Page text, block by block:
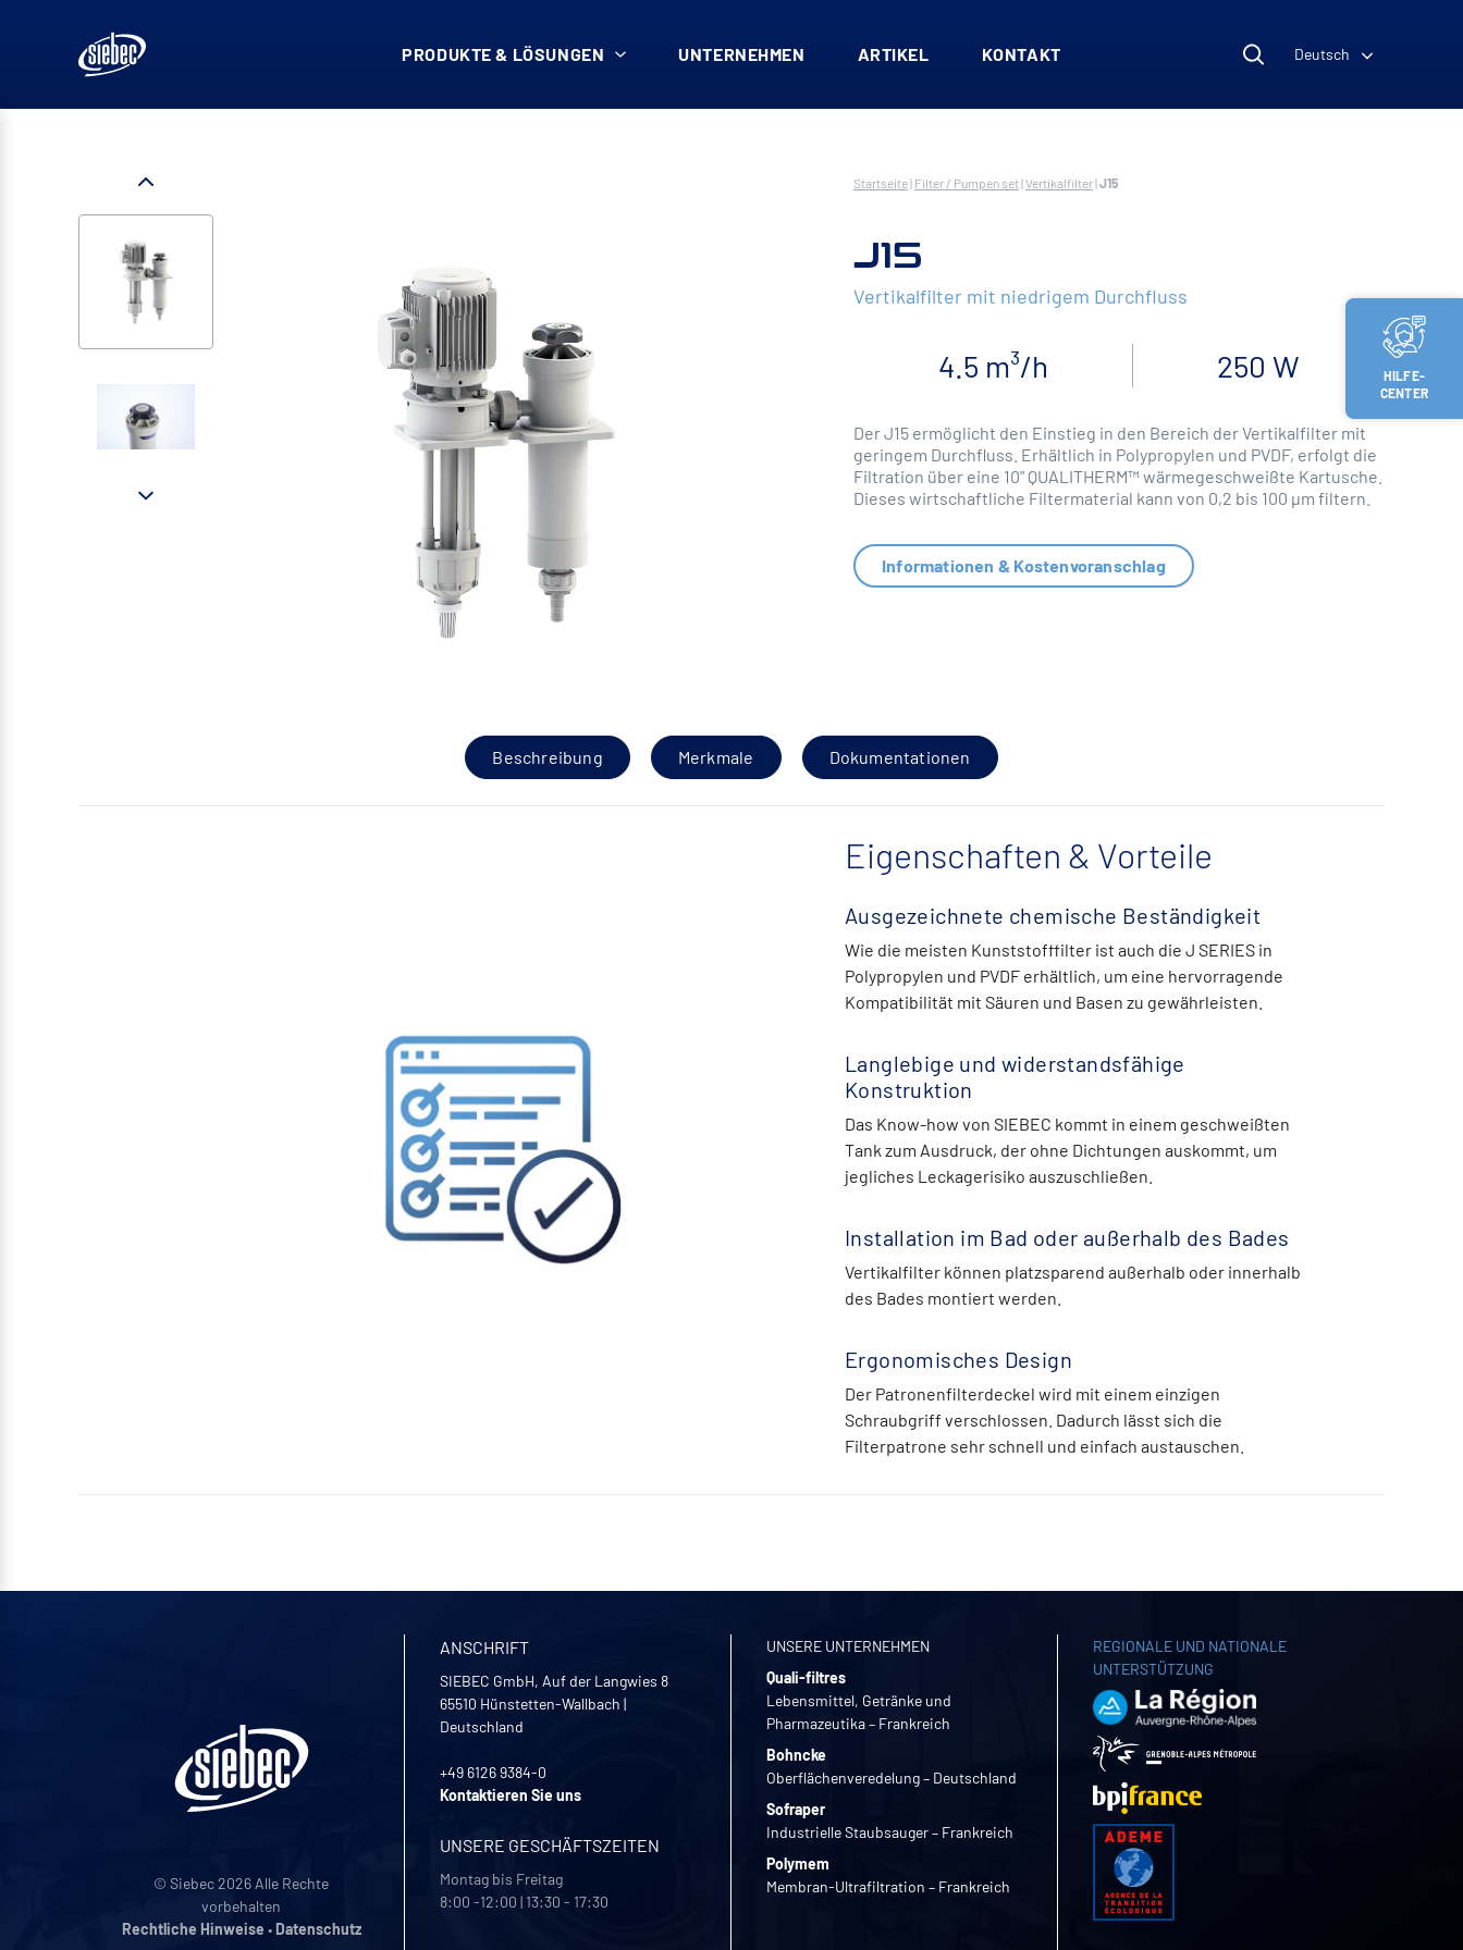
HILFE-
CENTER
PRODUKTE & LÖSUNGEN UNTERNEHMEN ARTIKEL KONTAKT Deutsch
Startseite| Filter / Pumpen set|Vertikalfilter|J15
J15
Vertikalfilter mit niedrigem Durchfluss
4.5 m³/h 250 W
Der J15 ermöglicht den Einstieg in den Bereich der Vertikalfilter mit
geringem Durchfluss. Erhältlich in Polypropylen und PVDF, erfolgt die
Filtration über eine 10" QUALITHERM™ wärmegeschweißte Kartusche.
Dieses wirtschaftliche Filtermaterial kann von 0,2 bis 100 µm filtern.
Informationen & Kostenvoranschlag
Beschreibung Merkmale Dokumentationen
Eigenschaften & Vorteile
Ausgezeichnete chemische Beständigkeit
Wie die meisten Kunststofffilter ist auch die J SERIES in
Polypropylen und PVDF erhältlich, um eine hervorragende
Kompatibilität mit Säuren und Basen zu gewährleisten.
Langlebige und widerstandsfähige
Konstruktion
Das Know-how von SIEBEC kommt in einem geschweißten
Tank zum Ausdruck, der ohne Dichtungen auskommt, um
jegliches Leckagerisiko auszuschließen.
Installation im Bad oder außerhalb des Bades
Vertikalfilter können platzsparend außerhalb oder innerhalb
des Bades montiert werden.
Ergonomisches Design
Der Patronenfilterdeckel wird mit einem einzigen
Schraubgriff verschlossen. Dadurch lässt sich die
Filterpatrone sehr schnell und einfach austauschen.
© Siebec 2026 Alle Rechte
vorbehalten
Rechtliche Hinweise •Datenschutz
ANSCHRIFT
SIEBEC GmbH, Auf der Langwies 8
65510 Hünstetten-Wallbach |
Deutschland
+49 6126 9384-0
Kontaktieren Sie uns
UNSERE GESCHÄFTSZEITEN
Montag bis Freitag
8:00 -12:00 | 13:30 - 17:30
UNSERE UNTERNEHMEN
Quali-filtres
Lebensmittel, Getränke und
Pharmazeutika – Frankreich
Bohncke
Oberflächenveredelung – Deutschland
Sofraper
Industrielle Staubsauger – Frankreich
Polymem
Membran-Ultrafiltration – Frankreich
REGIONALE UND NATIONALE
UNTERSTÜTZUNG